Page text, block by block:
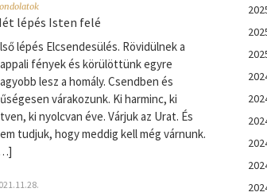
lépés Isten felé
lépés Elcsendesülés. Rövidülnek a
fények és körülöttünk egyre
lesz a homály. Csendben és
várakozunk. Ki harminc, ki
ki nyolcvan éve. Várjuk az Urat. És
tudjuk, hogy meddig kell még várnunk.